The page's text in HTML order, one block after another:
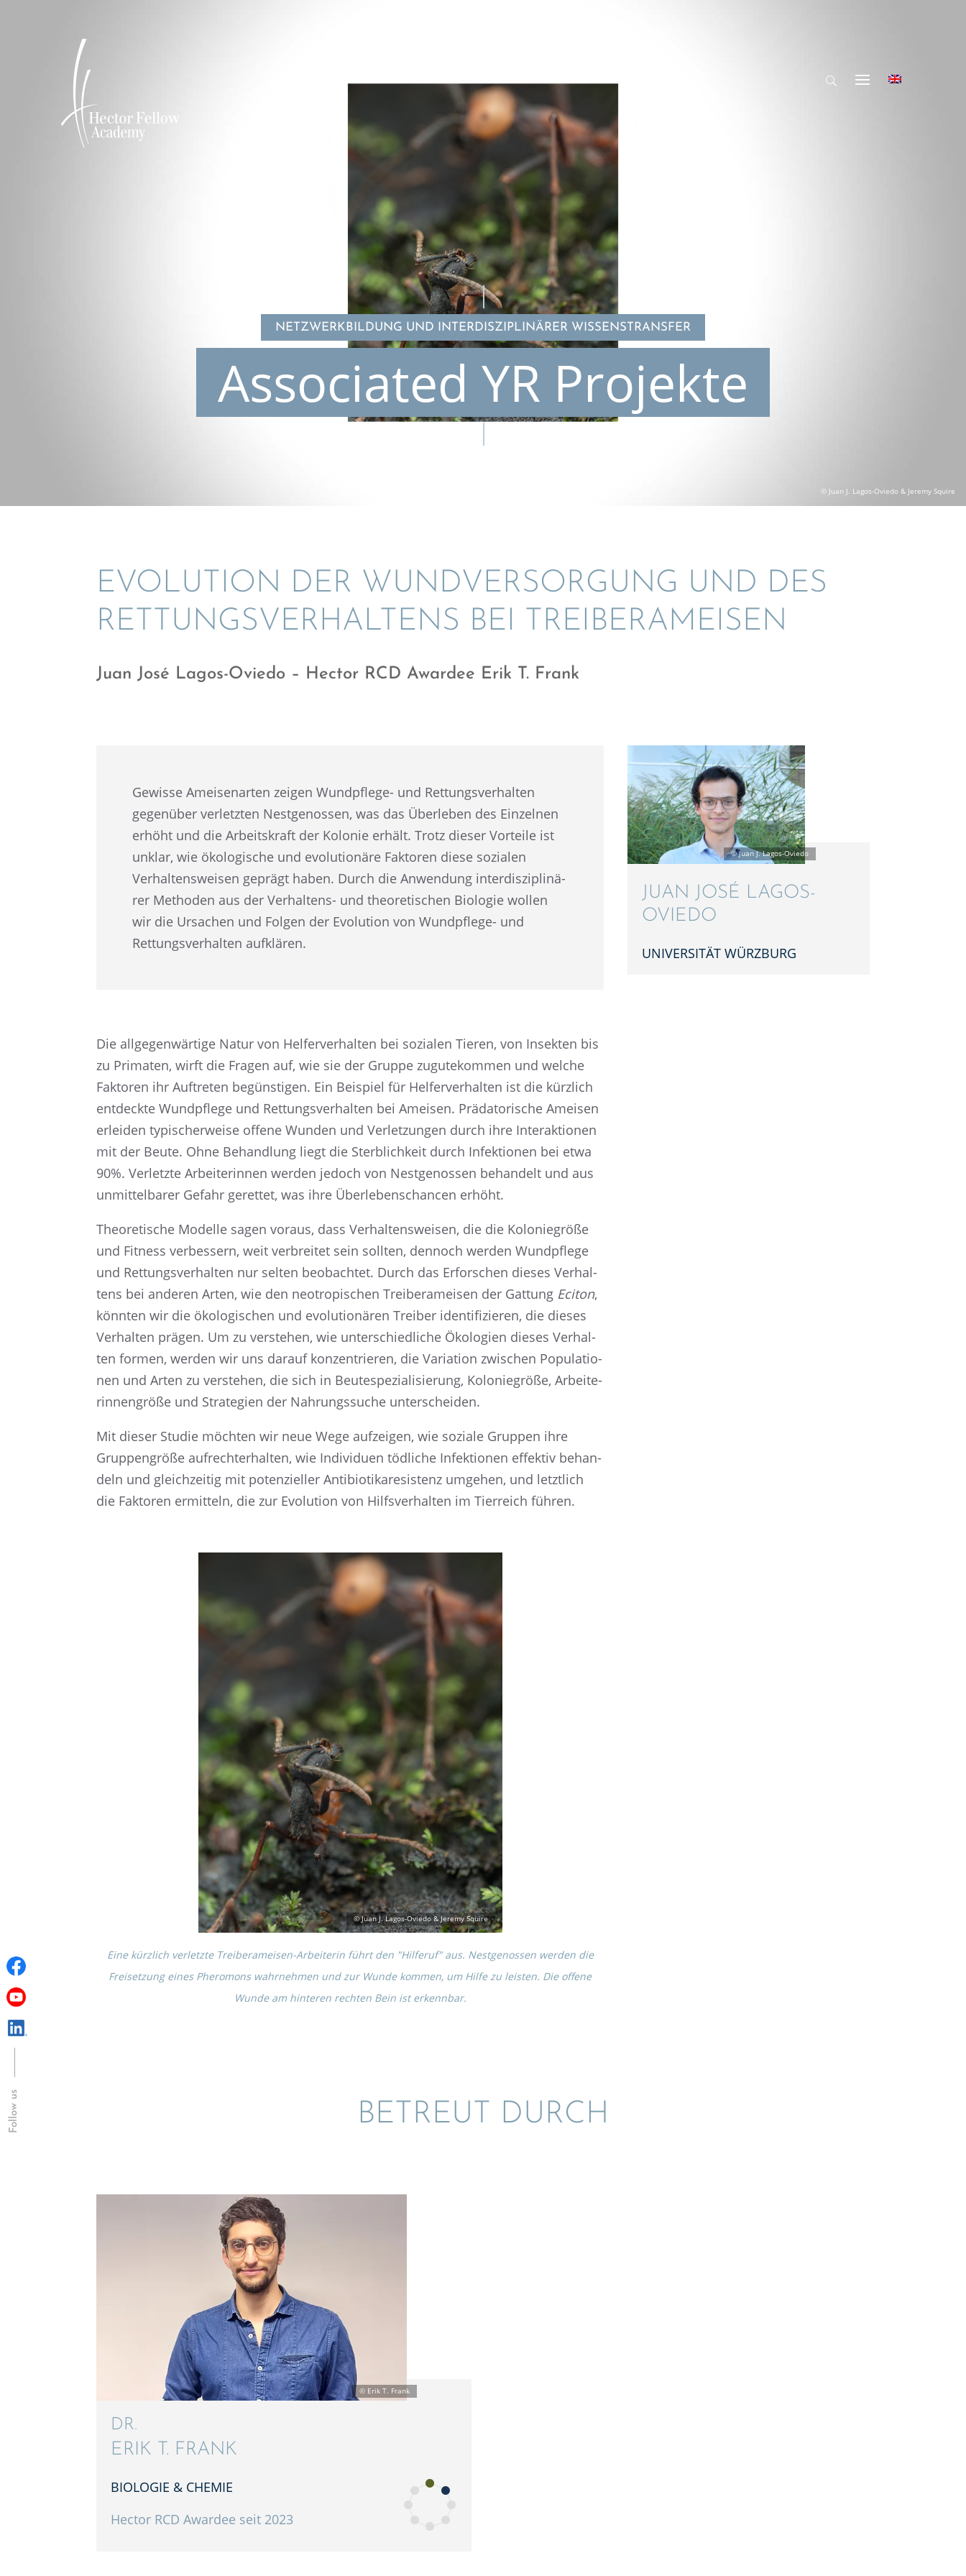
NETZWERKBILDUNG UND INTERDISZIPLINÄRER WISSENSTRANSFER
Associated YR Projekte
© Juan J. Lagos-Oviedo & Jeremy Squire
EVOLU­TION DER WUNDVER­SOR­GUNG UND DES
RETTUNGS­VER­HAL­TENS BEI TREIBERAMEISEN
Juan José Lagos-Oviedo – Hector RCD Awardee Erik T. Frank
Gewisse Ameisen­ar­ten zeigen Wundpflege- und Rettungs­ver­hal­ten
gegen­über verletz­ten Nestge­nos­sen, was das Überle­ben des Einzel­nen
erhöht und die Arbeits­kraft der Kolonie erhält. Trotz dieser Vorteile ist
unklar, wie ökolo­gi­sche und evolu­tio­näre Fakto­ren diese sozia­len
Verhal­tens­wei­sen geprägt haben. Durch die Anwen­dung inter­dis­zi­pli­nä­
rer Metho­den aus der Verhal­tens- und theore­ti­schen Biolo­gie wollen
wir die Ursachen und Folgen der Evolu­tion von Wundpflege- und
Rettungs­ver­hal­ten aufklären.
Die allge­gen­wär­tige Natur von Helfer­ver­hal­ten bei sozia­len Tieren, von Insek­ten bis
zu Prima­ten, wirft die Fragen auf, wie sie der Gruppe zugute­kom­men und welche
Fakto­ren ihr Auftre­ten begüns­ti­gen. Ein Beispiel für Helfer­ver­hal­ten ist die kürzlich
entdeckte Wundpflege und Rettungs­ver­hal­ten bei Ameisen. Präda­to­ri­sche Ameisen
erlei­den typischer­weise offene Wunden und Verlet­zun­gen durch ihre Inter­ak­tio­nen
mit der Beute. Ohne Behand­lung liegt die Sterb­lich­keit durch Infek­tio­nen bei etwa
90%. Verletzte Arbei­te­rin­nen werden jedoch von Nestge­nos­sen behan­delt und aus
unmit­tel­ba­rer Gefahr geret­tet, was ihre Überle­bens­chan­cen erhöht.
Theore­ti­sche Modelle sagen voraus, dass Verhal­tens­wei­sen, die die Kolonie­größe
und Fitness verbes­sern, weit verbrei­tet sein sollten, dennoch werden Wundpflege
und Rettungs­ver­hal­ten nur selten beobach­tet. Durch das Erfor­schen dieses Verhal­
tens bei anderen Arten, wie den neotro­pi­schen Treibe­r­amei­sen der Gattung Eciton,
könnten wir die ökolo­gi­schen und evolu­tio­nä­ren Treiber identi­fi­zie­ren, die dieses
Verhal­ten prägen. Um zu verste­hen, wie unter­schied­li­che Ökolo­gien dieses Verhal­
ten formen, werden wir uns darauf konzen­trie­ren, die Varia­tion zwischen Popula­tio­
nen und Arten zu verste­hen, die sich in Beute­spe­zia­li­sie­rung, Kolonie­größe, Arbei­te­
rin­nen­größe und Strate­gien der Nahrungs­su­che unterscheiden.
Mit dieser Studie möchten wir neue Wege aufzei­gen, wie soziale Gruppen ihre
Gruppen­größe aufrecht­erhal­ten, wie Indivi­duen tödli­che Infek­tio­nen effek­tiv behan­
deln und gleich­zei­tig mit poten­zi­el­ler Antibio­ti­ka­re­sis­tenz umgehen, und letzt­lich
die Fakto­ren ermit­teln, die zur Evolu­tion von Hilfs­ver­hal­ten im Tierreich führen.
Eine kürzlich verletzte Treibe­r­amei­sen-Arbei­te­rin führt den "Hilfe­ruf" aus. Nestge­nos­sen werden die
Freiset­zung eines Phero­mons wahrneh­men und zur Wunde kommen, um Hilfe zu leisten. Die offene
Wunde am hinte­ren rechten Bein ist erkennbar.
JUAN JOSÉ LAGOS-
OVIEDO
UNIVER­SI­TÄT WÜRZBURG
BETREUT DURCH
DR.
ERIK T. FRANK
BIOLO­GIE & CHEMIE
Hector RCD Awardee seit 2023
Follow us